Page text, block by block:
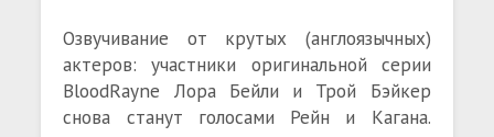
Озвучивание от крутых (англоязычных)
актеров: участники оригинальной серии
BloodRayne Лора Бейли и Трой Бэйкер
снова станут голосами Рейн и Кагана.